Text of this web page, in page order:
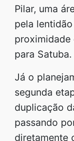
Pilar, uma
pela
proximidade
para Satuba.
Já o
segunda
duplicação
passando
diretamente